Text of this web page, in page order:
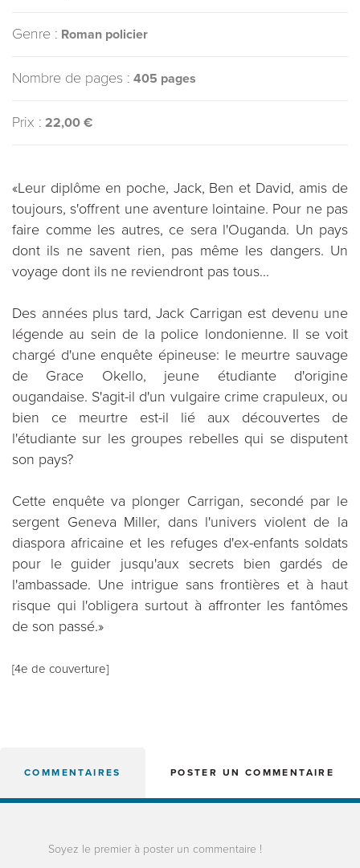
Genre : Roman policier
Nombre de pages : 405 pages
Prix : 22,00 €
«Leur diplôme en poche, Jack, Ben et David, amis de
toujours, s'offrent une aventure lointaine. Pour ne pas
faire comme les autres, ce sera l'Ouganda. Un pays
dont ils ne savent rien, pas même les dangers. Un
voyage dont ils ne reviendront pas tous...
Des années plus tard, Jack Carrigan est devenu une
légende au sein de la police londonienne. Il se voit
chargé d'une enquête épineuse: le meurtre sauvage
de Grace Okello, jeune étudiante d'origine
ougandaise. S'agit-il d'un vulgaire crime crapuleux, ou
bien ce meurtre est-il lié aux découvertes de
l'étudiante sur les groupes rebelles qui se disputent
son pays?
Cette enquête va plonger Carrigan, secondé par le
sergent Geneva Miller, dans l'univers violent de la
diaspora africaine et les refuges d'ex-enfants soldats
pour le guider jusqu'aux secrets bien gardés de
l'ambassade. Une intrigue sans frontières et à haut
risque qui l'obligera surtout à affronter les fantômes
de son passé.»
[4e de couverture]
COMMENTAIRES POSTER UN COMMENTAIRE
Soyez le premier à poster un commentaire !